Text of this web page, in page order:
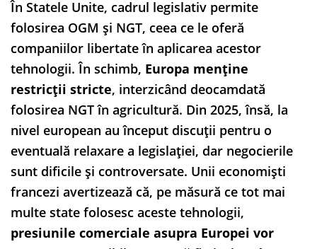
În Statele Unite, cadrul legislativ permite
folosirea OGM și NGT, ceea ce le oferă
companiilor libertate în aplicarea acestor
tehnologii. În schimb, Europa menține
restricții stricte, interzicând deocamdată
folosirea NGT în agricultură. Din 2025, însă, la
nivel european au început discuții pentru o
eventuală relaxare a legislației, dar negocierile
sunt dificile și controversate. Unii economiști
francezi avertizează că, pe măsură ce tot mai
multe state folosesc aceste tehnologii,
presiunile comerciale asupra Europei vor